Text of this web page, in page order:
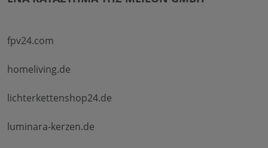
fpv24.com
homeliving.de
lichterkettenshop24.de
luminara-kerzen.de